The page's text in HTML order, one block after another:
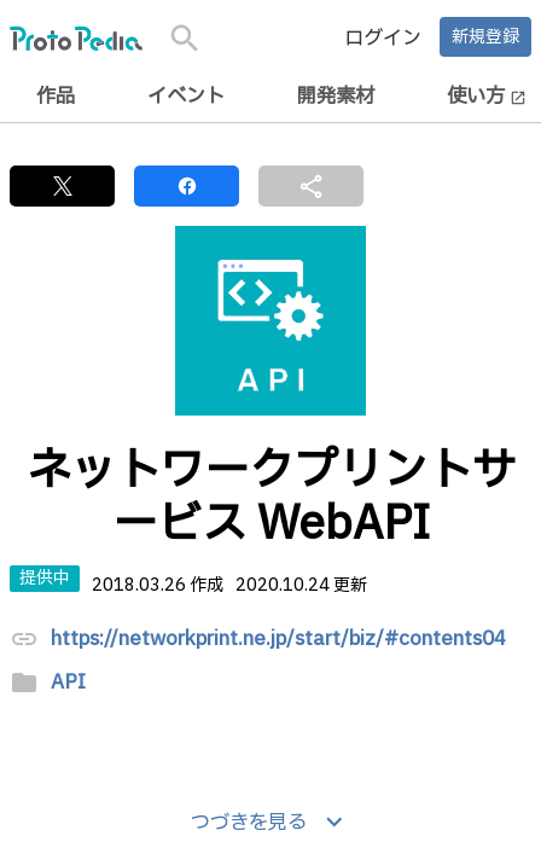
search ログイン 新規登録
作品 イベント 開発素材 使い方 open_in_new
share
ネットワークプリントサ
ービス WebAPI
提供中 2018.03.26 作成 2020.10.24 更新
link https://networkprint.ne.jp/start/biz/#contents04
folder API
つづきを見る keyboard_arrow_down